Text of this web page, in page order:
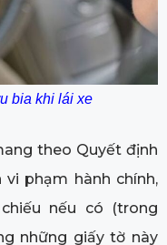
bia khi lái xe
theo Quyết định
phạm hành chính,
nếu có (trong
những giấy tờ này